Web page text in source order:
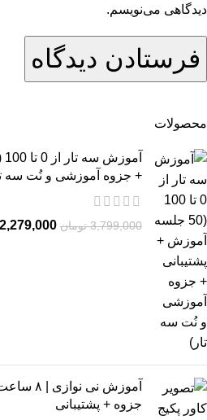
دیدگاهی می‌نویسم.
محصولات
+ جزوه آموزشی و نُت سه
3,799,000 تومان 2,279,000
جزوه + پشتیبانی